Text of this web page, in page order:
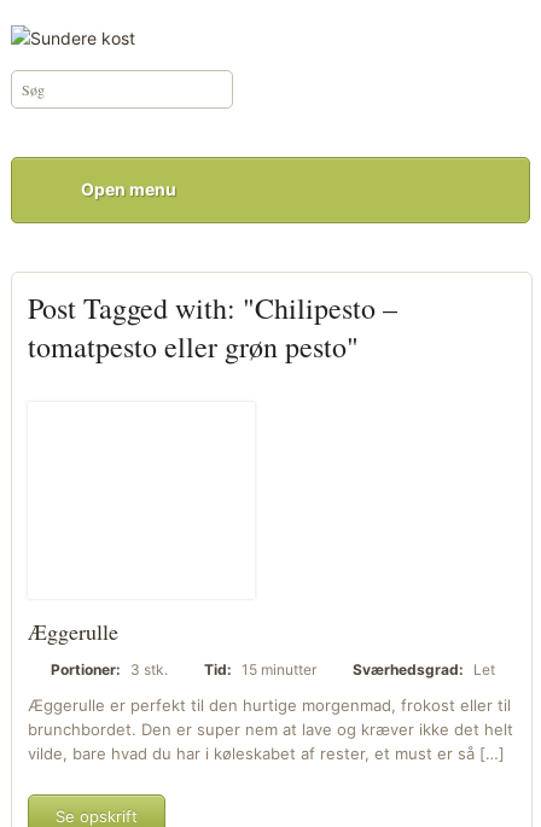
Open menu
Post Tagged with: "Chilipesto –
tomatpesto eller grøn pesto"
Æggerulle
Portioner: 3 stk. Tid: 15 minutter Sværhedsgrad: Let
Æggerulle er perfekt til den hurtige morgenmad, frokost eller til
brunchbordet. Den er super nem at lave og kræver ikke det helt
vilde, bare hvad du har i køleskabet af rester, et must er så […]
Se opskrift